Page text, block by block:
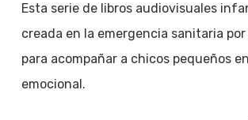
Esta serie de libros audiovisuales
creada en la emergencia sanitaria
para acompañar a chicos pequeños
emocional.